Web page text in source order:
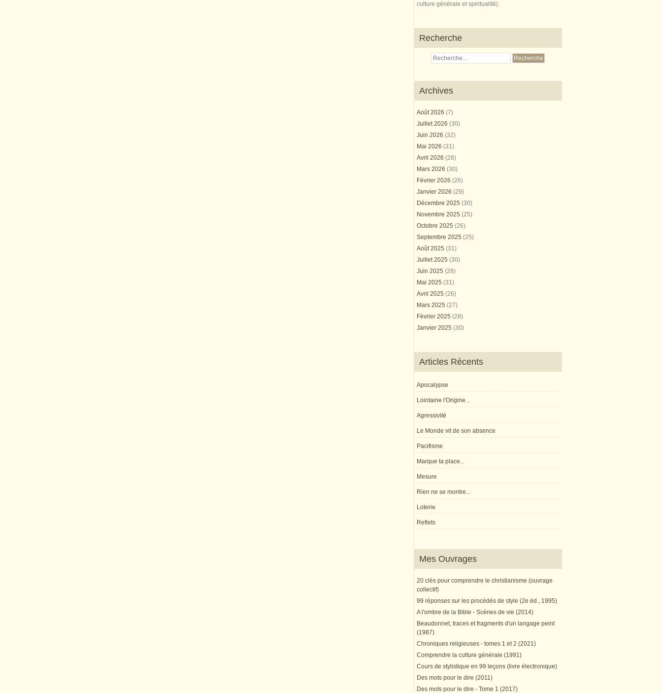
culture générale et spiritualité).
Recherche
Archives
Août 2026 (7)
Juillet 2026 (30)
Juin 2026 (32)
Mai 2026 (31)
Avril 2026 (28)
Mars 2026 (30)
Février 2026 (26)
Janvier 2026 (29)
Décembre 2025 (30)
Novembre 2025 (25)
Octobre 2025 (26)
Septembre 2025 (25)
Août 2025 (31)
Juillet 2025 (30)
Juin 2025 (28)
Mai 2025 (31)
Avril 2025 (26)
Mars 2025 (27)
Février 2025 (28)
Janvier 2025 (30)
Articles Récents
Apocalypse
Lointaine l'Origine...
Agressivité
Le Monde vit de son absence
Pacifisme
Marque ta place...
Mesure
Rien ne se montre...
Loterie
Reflets
Mes Ouvrages
20 clés pour comprendre le christianisme (ouvrage
collectif)
99 réponses sur les procédés de style (2e éd., 1995)
A l'ombre de la Bible - Scènes de vie (2014)
Beaudonnet, traces et fragments d'un langage peint
(1987)
Chroniques religieuses - tomes 1 et 2 (2021)
Comprendre la culture générale (1991)
Cours de stylistique en 99 leçons (livre électronique)
Des mots pour le dire (2011)
Des mots pour le dire - Tome 1 (2017)